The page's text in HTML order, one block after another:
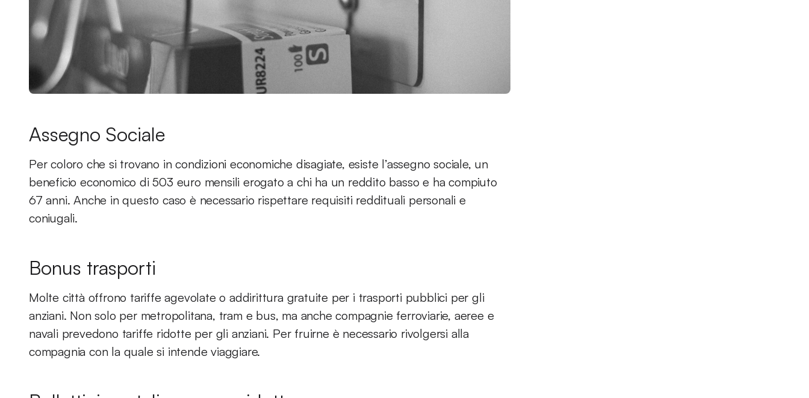
Assegno Sociale
Per coloro che si trovano in condizioni economiche disagiate, esiste l’assegno sociale, un
beneficio economico di 503 euro mensili erogato a chi ha un reddito basso e ha compiuto
67 anni. Anche in questo caso è necessario rispettare requisiti reddituali personali e
coniugali.
Bonus trasporti
Molte città offrono tariffe agevolate o addirittura gratuite per i trasporti pubblici per gli
anziani. Non solo per metropolitana, tram e bus, ma anche compagnie ferroviarie, aeree e
navali prevedono tariffe ridotte per gli anziani. Per fruirne è necessario rivolgersi alla
compagnia con la quale si intende viaggiare.